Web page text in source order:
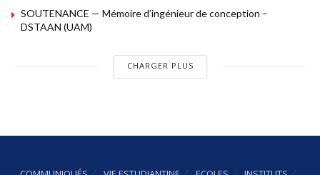
SOUTENANCE — Mémoire d’ingénieur de conception –
DSTAAN (UAM)
CHARGER PLUS